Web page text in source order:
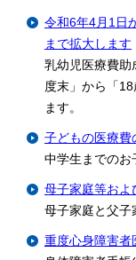
令和6年4月1日
まで拡大します
乳幼児医療費助
度末」から「
ます。
子どもの医療費
中学生までのお
母子家庭等およ
母子家庭と父子
重度心身障害者